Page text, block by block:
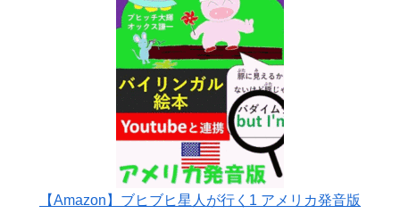
【Amazon】ブヒブヒ星人が行く1 アメリカ発音版